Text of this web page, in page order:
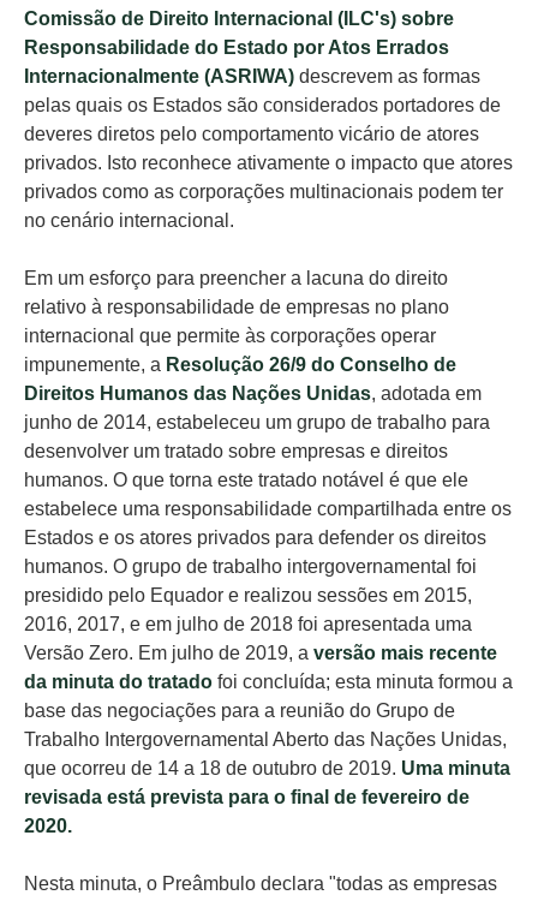
Comissão de Direito Internacional (ILC's) sobre
Responsabilidade do Estado por Atos Errados
Internacionalmente (ASRIWA) descrevem as formas
pelas quais os Estados são considerados portadores de
deveres diretos pelo comportamento vicário de atores
privados. Isto reconhece ativamente o impacto que atores
privados como as corporações multinacionais podem ter
no cenário internacional.
Em um esforço para preencher a lacuna do direito
relativo à responsabilidade de empresas no plano
internacional que permite às corporações operar
impunemente, a Resolução 26/9 do Conselho de
Direitos Humanos das Nações Unidas, adotada em
junho de 2014, estabeleceu um grupo de trabalho para
desenvolver um tratado sobre empresas e direitos
humanos. O que torna este tratado notável é que ele
estabelece uma responsabilidade compartilhada entre os
Estados e os atores privados para defender os direitos
humanos. O grupo de trabalho intergovernamental foi
presidido pelo Equador e realizou sessões em 2015,
2016, 2017, e em julho de 2018 foi apresentada uma
Versão Zero. Em julho de 2019, a versão mais recente
da minuta do tratado foi concluída; esta minuta formou a
base das negociações para a reunião do Grupo de
Trabalho Intergovernamental Aberto das Nações Unidas,
que ocorreu de 14 a 18 de outubro de 2019. Uma minuta
revisada está prevista para o final de fevereiro de
2020.
Nesta minuta, o Preâmbulo declara "todas as empresas